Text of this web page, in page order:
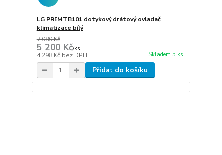
LG PREMTB101 dotykový drátový ovladač
klimatizace bílý
7 080 Kč
5 200 Kč/ks
4 298 Kč bez DPH Skladem 5 ks
Přidat do košíku